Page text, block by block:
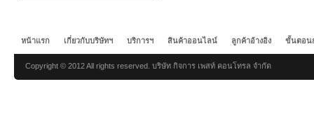
หน้าแรก เกี่ยวกับบริษัทฯ บริการฯ สินค้าออนไลน์ ลูกค้าอ้างอิง ขั้นตอน
Copyright © 2012 All rights reserved. บริษัท กิจการ เพสท์ คอนโทรล จำกัด